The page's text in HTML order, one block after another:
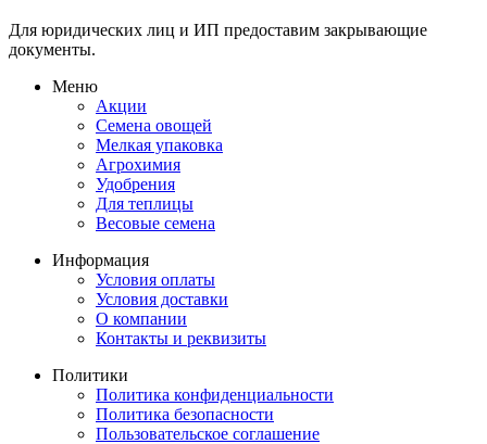
Для юридических лиц и ИП предоставим закрывающие
документы.
Меню
Акции
Семена овощей
Мелкая упаковка
Агрохимия
Удобрения
Для теплицы
Весовые семена
Информация
Условия оплаты
Условия доставки
О компании
Контакты и реквизиты
Политики
Политика конфиденциальности
Политика безопасности
Пользовательское соглашение